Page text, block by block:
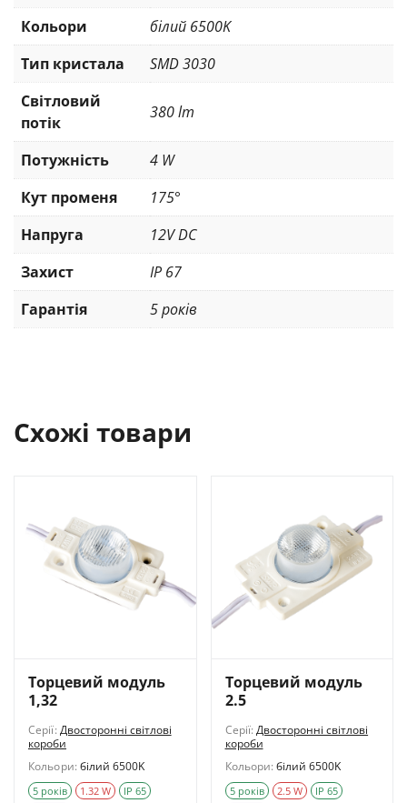
Кольори
білий 6500K
Тип кристала
SMD 3030
Світловий
потік
380 lm
Потужність
4 W
Кут променя
175°
Напруга
12V DC
Захист
IP 67
Гарантія
5 років
Схожі товари
Торцевий модуль
1,32
Серії: Двосторонні світлові
короби
Кольори: білий 6500K
5 років 1.32 W
IP 65
Торцевий модуль
2.5
Серії: Двосторонні світлові
короби
Кольори: білий 6500K
5 років 2.5 W
IP 65